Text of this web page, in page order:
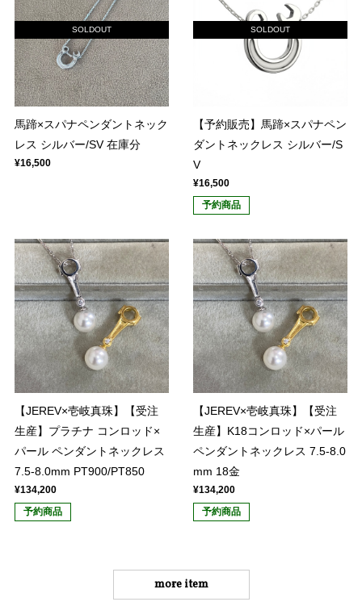
SOLDOUT
馬蹄×スパナペンダントネック
レス シルバー/SV 在庫分
¥16,500
SOLDOUT
【予約販売】馬蹄×スパナペン
ダントネックレス シルバー/S
V
¥16,500
予約商品
【JEREV×壱岐真珠】【受注
生産】プラチナ コンロッド×
パール ペンダントネックレス
7.5-8.0mm PT900/PT850
¥134,200
予約商品
【JEREV×壱岐真珠】【受注
生産】K18コンロッド×パール
ペンダントネックレス 7.5-8.0
mm 18金
¥134,200
予約商品
more item